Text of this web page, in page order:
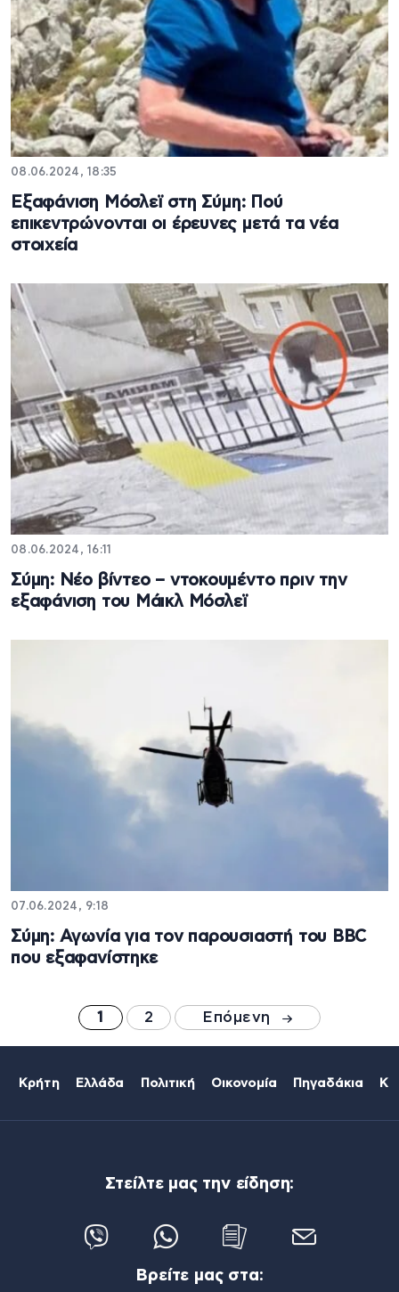
08.06.2024, 18:35
Eξαφάνιση Μόσλεϊ στη Σύμη: Πού
επικεντρώνονται οι έρευνες μετά τα νέα
στοιχεία
08.06.2024, 16:11
Σύμη: Νέο βίντεο – ντοκουμέντο πριν την
εξαφάνιση του Μάικλ Μόσλεϊ
07.06.2024, 9:18
Σύμη: Αγωνία για τον παρουσιαστή του BBC
που εξαφανίστηκε
1 2 Επόμενη
Κρήτη Ελλάδα Πολιτική Οικονομία Πηγαδάκια
Στείλτε μας την είδηση:
Βρείτε μας στα: